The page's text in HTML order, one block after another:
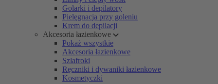
Golarki i depilatory
Pielęgnacja przy goleniu
Krem do depilacji
Akcesoria łazienkowe
Pokaż wszystkie
Akcesoria łazienkowe
Szlafroki
Ręczniki i dywaniki łazienkowe
Kosmetyczki